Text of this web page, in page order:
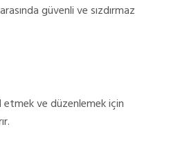
güvenli ve sızdırmaz
etmek ve düzenlemek için